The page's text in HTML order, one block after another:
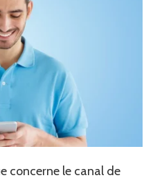
concerne le canal de